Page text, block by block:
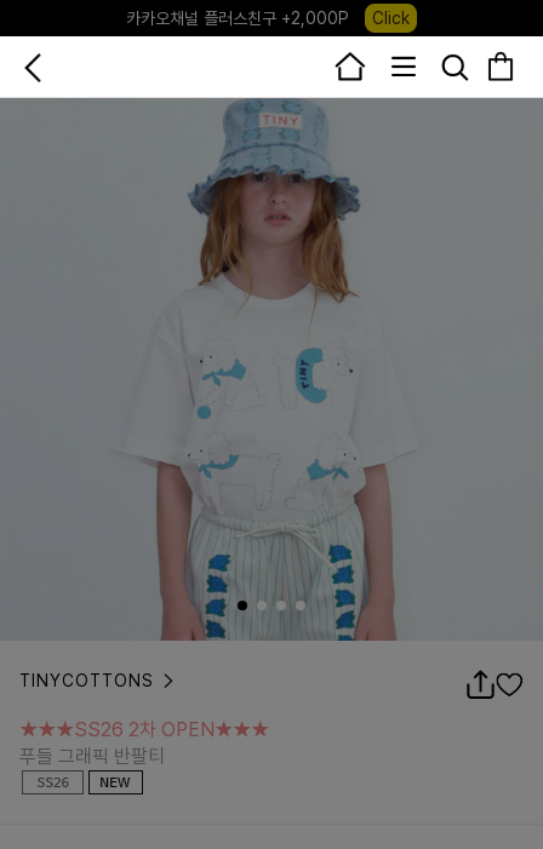
카카오채널 플러스친구 +2,000P
Click
포레포레 앱 다운로드 +3,000P
Down
TINYCOTTONS
푸들 그래픽 반팔티
★★★SS26 2차 OPEN★★★
푸들 그래픽 반팔티